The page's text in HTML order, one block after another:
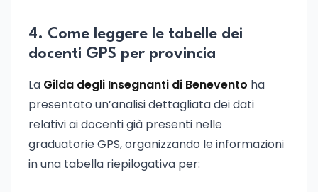
4. Come leggere le tabelle dei
docenti GPS per provincia
La Gilda degli Insegnanti di Benevento ha
presentato un’analisi dettagliata dei dati
relativi ai docenti già presenti nelle
graduatorie GPS, organizzando le informazioni
in una tabella riepilogativa per: